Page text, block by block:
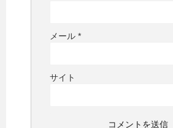
メール *
サイト